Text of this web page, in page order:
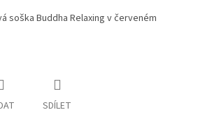
soška Buddha Relaxing v červeném
SDÍLET